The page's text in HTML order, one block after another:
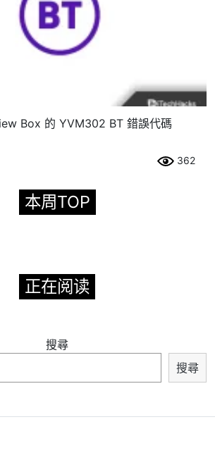
Box 的 YVM302 BT 錯誤代碼
362
本周TOP
正在阅读
搜尋
搜尋